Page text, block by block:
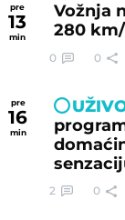
pre
13
min
Vožnja
280
0 0
pre
16
min
2 0